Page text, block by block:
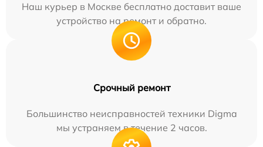
Наш курьер в Москве бесплатно доставит ваше
устройство на ремонт и обратно.
Срочный ремонт
Большинство неисправностей техники Digma
мы устраняем в течение 2 часов.